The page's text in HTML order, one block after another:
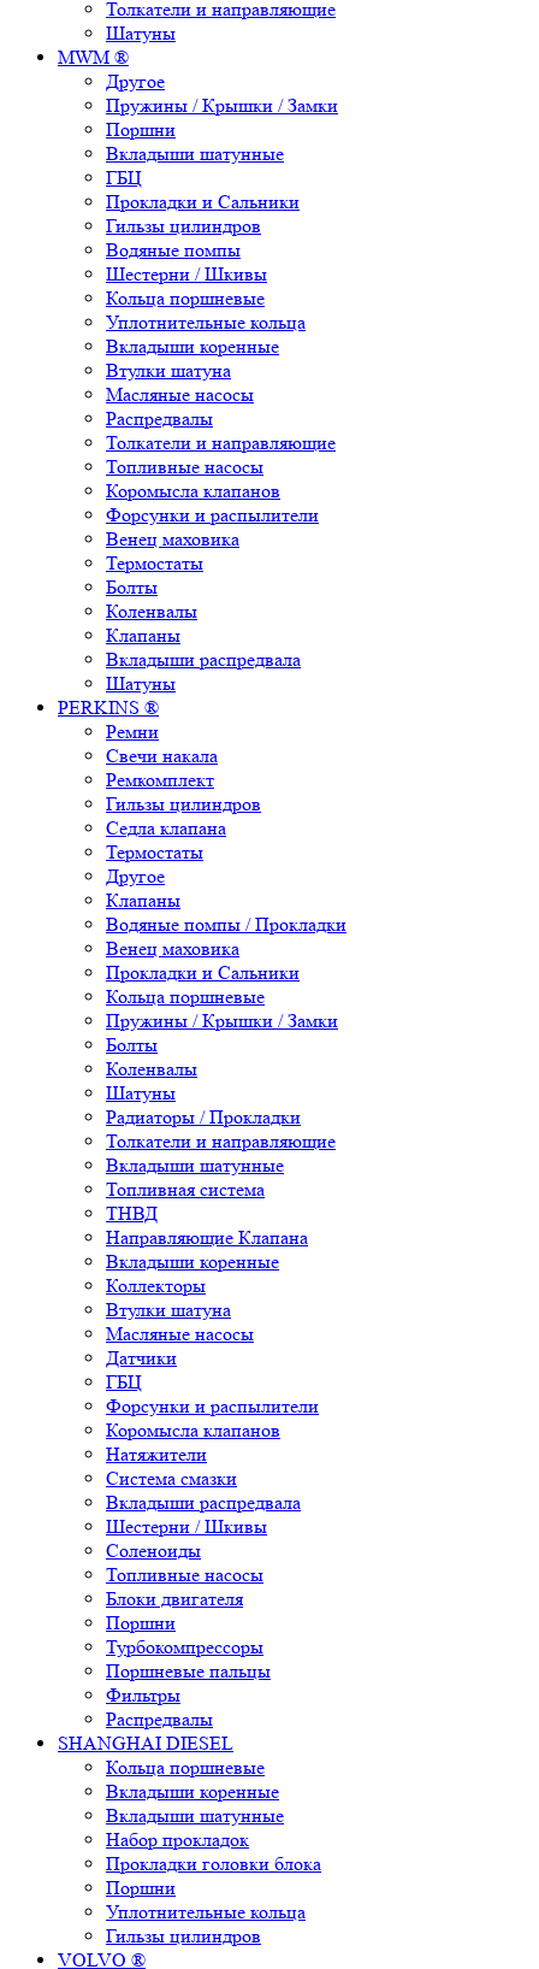
Толкатели и направляющие
Шатуны
MWM ®
Другое
Пружины / Крышки / Замки
Поршни
Вкладыши шатунные
ГБЦ
Прокладки и Сальники
Гильзы цилиндров
Водяные помпы
Шестерни / Шкивы
Кольца поршневые
Уплотнительные кольца
Вкладыши коренные
Втулки шатуна
Масляные насосы
Распредвалы
Толкатели и направляющие
Топливные насосы
Коромысла клапанов
Форсунки и распылители
Венец маховика
Термостаты
Болты
Коленвалы
Клапаны
Вкладыши распредвала
Шатуны
PERKINS ®
Ремни
Свечи накала
Ремкомплект
Гильзы цилиндров
Седла клапана
Термостаты
Другое
Клапаны
Водяные помпы / Прокладки
Венец маховика
Прокладки и Сальники
Кольца поршневые
Пружины / Крышки / Замки
Болты
Коленвалы
Шатуны
Радиаторы / Прокладки
Толкатели и направляющие
Вкладыши шатунные
Топливная система
ТНВД
Направляющие Клапана
Вкладыши коренные
Коллекторы
Втулки шатуна
Масляные насосы
Датчики
ГБЦ
Форсунки и распылители
Коромысла клапанов
Натяжители
Система смазки
Вкладыши распредвала
Шестерни / Шкивы
Соленоиды
Топливные насосы
Блоки двигателя
Поршни
Турбокомпрессоры
Поршневые пальцы
Фильтры
Распредвалы
SHANGHAI DIESEL
Кольца поршневые
Вкладыши коренные
Вкладыши шатунные
Набор прокладок
Прокладки головки блока
Поршни
Уплотнительные кольца
Гильзы цилиндров
VOLVO ®